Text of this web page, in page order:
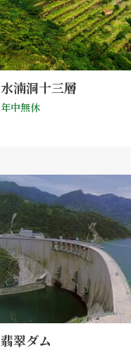
水湳洞十三層
年中無休
翡翠ダム